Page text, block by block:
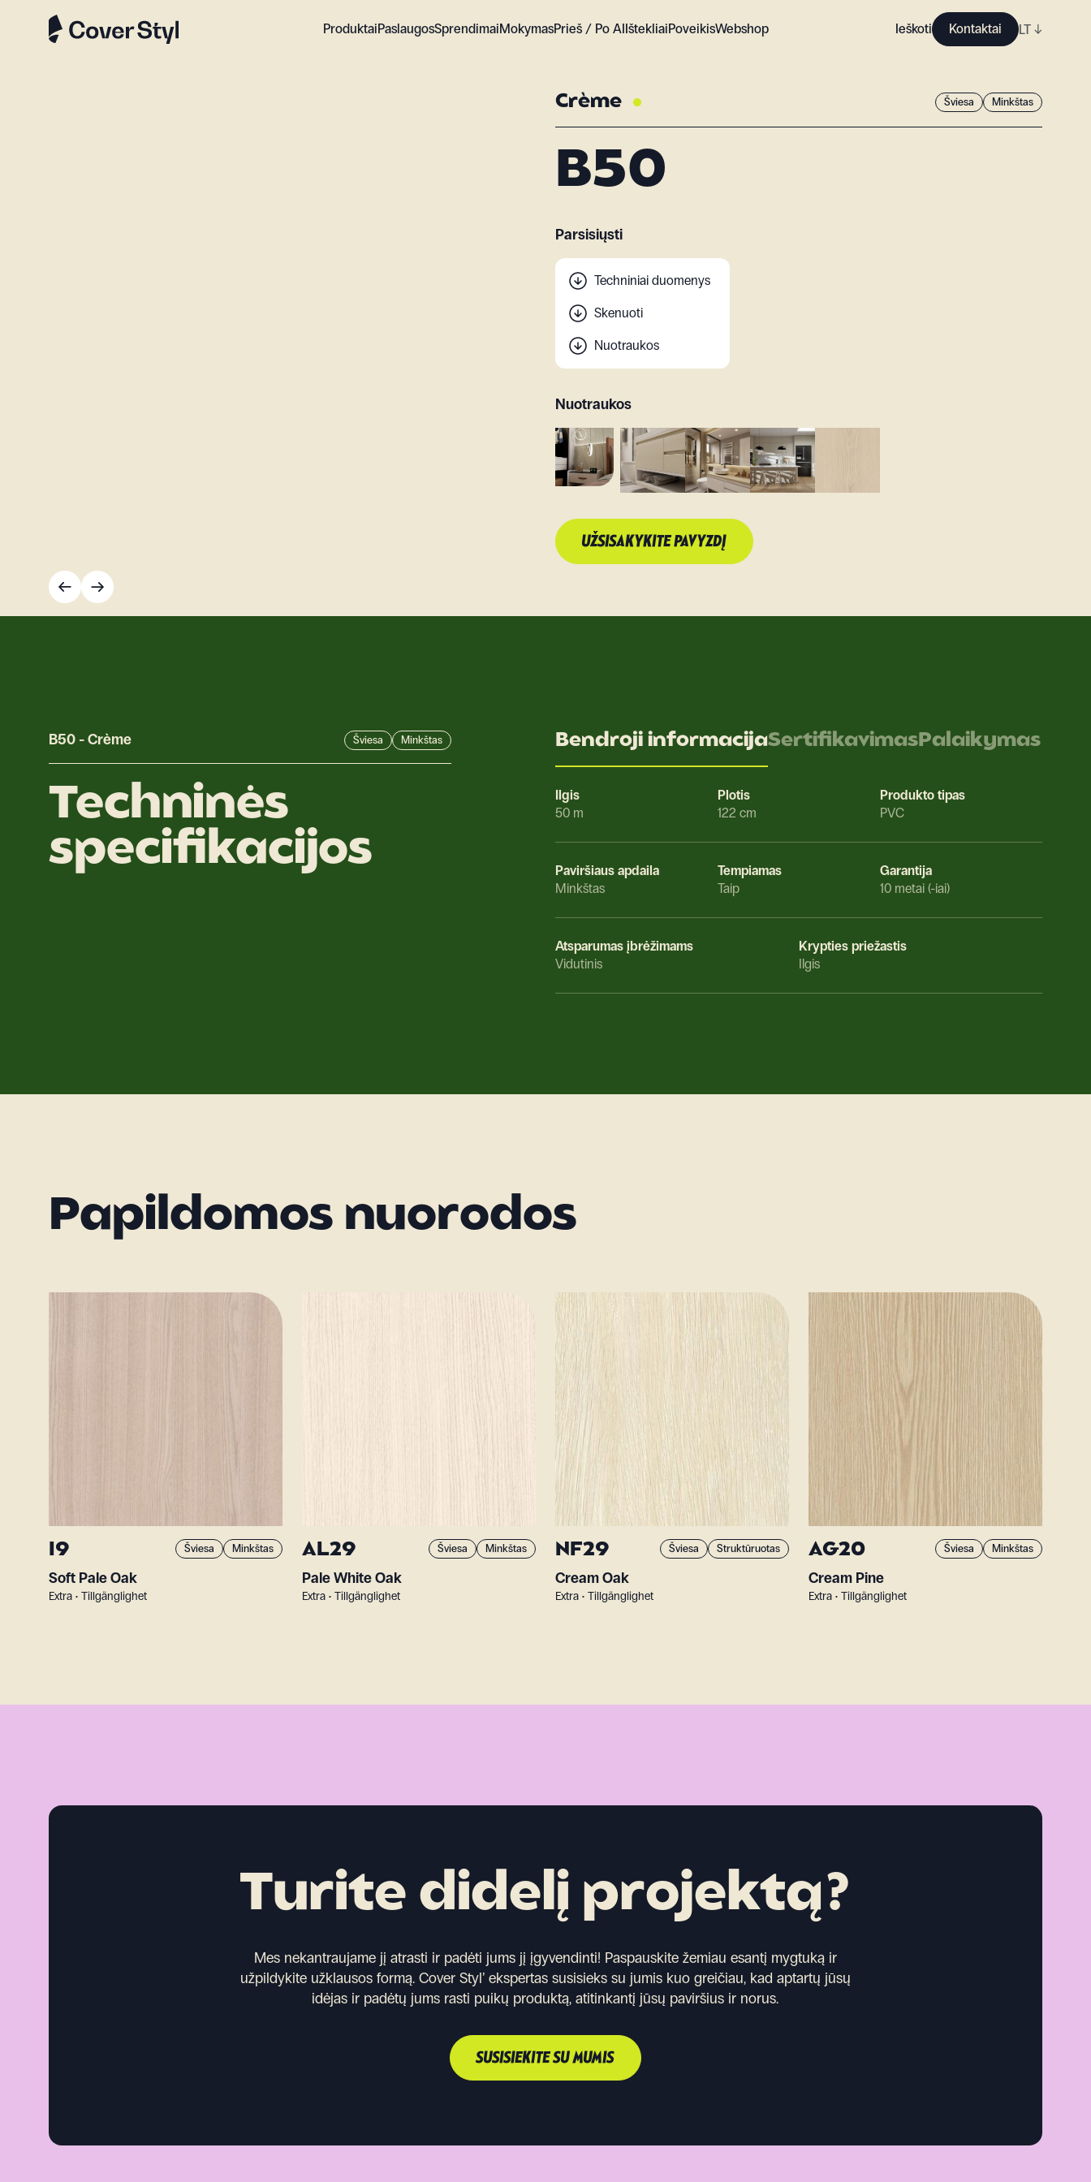
ProduktaiPaslaugosSprendimaiMokymasPrieš / Po AIIštekliaiPoveikisWebshop Ieškoti Kontaktai LT ↓
Crème Šviesa Minkštas
B50
Parsisiųsti
Techniniai duomenys
Skenuoti
Nuotraukos
Nuotraukos
UŽSISAKYKITE PAVYZDĮ
B50 -Crème Šviesa Minkštas
Techninės
specifikacijos
Bendroji informacijaSertifikavimasPalaikymas
Ilgis
50 m
Plotis
122 cm
Produkto tipas
PVC
Paviršiaus apdaila
Minkštas
Tempiamas
Taip
Garantija
10 metai (-iai)
Atsparumas įbrėžimams
Vidutinis
Krypties priežastis
Ilgis
Papildomos nuorodos
I9 Šviesa Minkštas
Soft Pale Oak
Extra • Tillgänglighet
AL29 Šviesa Minkštas
Pale White Oak
Extra • Tillgänglighet
NF29 Šviesa Struktūruotas
Cream Oak
Extra • Tillgänglighet
AG20 Šviesa Minkštas
Cream Pine
Extra • Tillgänglighet
Turite didelį projektą?
Mes nekantraujame jį atrasti ir padėti jums jį įgyvendinti! Paspauskite žemiau esantį mygtuką ir
užpildykite užklausos formą. Cover Styl’ ekspertas susisieks su jumis kuo greičiau, kad aptartų jūsų
idėjas ir padėtų jums rasti puikų produktą, atitinkantį jūsų paviršius ir norus.
SUSISIEKITE SU MUMIS